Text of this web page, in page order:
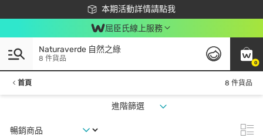
本期活動詳情請點我
下載app最高回饋$350
屈臣氏線上服務
0
Naturaverde 自然之綠
8 件貨品
首頁 8 件貨品
進階篩選